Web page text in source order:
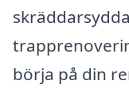
börja på din